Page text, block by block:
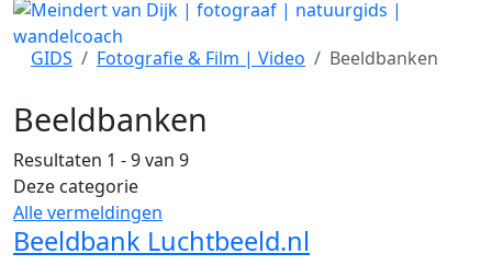
GIDS Fotografie & Film | Video Beeldbanken
Beeldbanken
Resultaten 1 - 9 van 9
Deze categorie
Alle vermeldingen
Beeldbank Luchtbeeld.nl